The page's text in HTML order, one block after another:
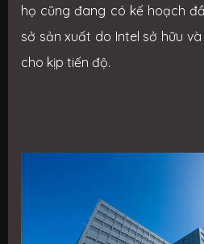
họ cũng đang có kế hoạch
sở sản xuất do Intel sở hữu
cho kịp tiến độ.